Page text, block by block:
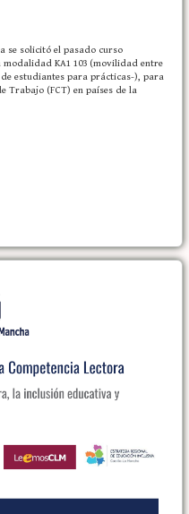
se solicitó el pasado curso
modalidad KA1 103 (movilidad entre
estudiantes para prácticas-), para
Trabajo (FCT) en países de la